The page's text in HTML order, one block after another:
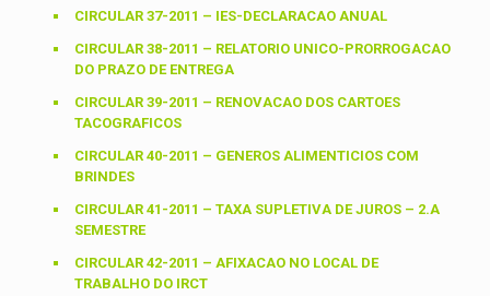
CIRCULAR 37-2011 – IES-DECLARACAO ANUAL
CIRCULAR 38-2011 – RELATORIO UNICO-PRORROGACAO
DO PRAZO DE ENTREGA
CIRCULAR 39-2011 – RENOVACAO DOS CARTOES
TACOGRAFICOS
CIRCULAR 40-2011 – GENEROS ALIMENTICIOS COM
BRINDES
CIRCULAR 41-2011 – TAXA SUPLETIVA DE JUROS – 2.A
SEMESTRE
CIRCULAR 42-2011 – AFIXACAO NO LOCAL DE
TRABALHO DO IRCT